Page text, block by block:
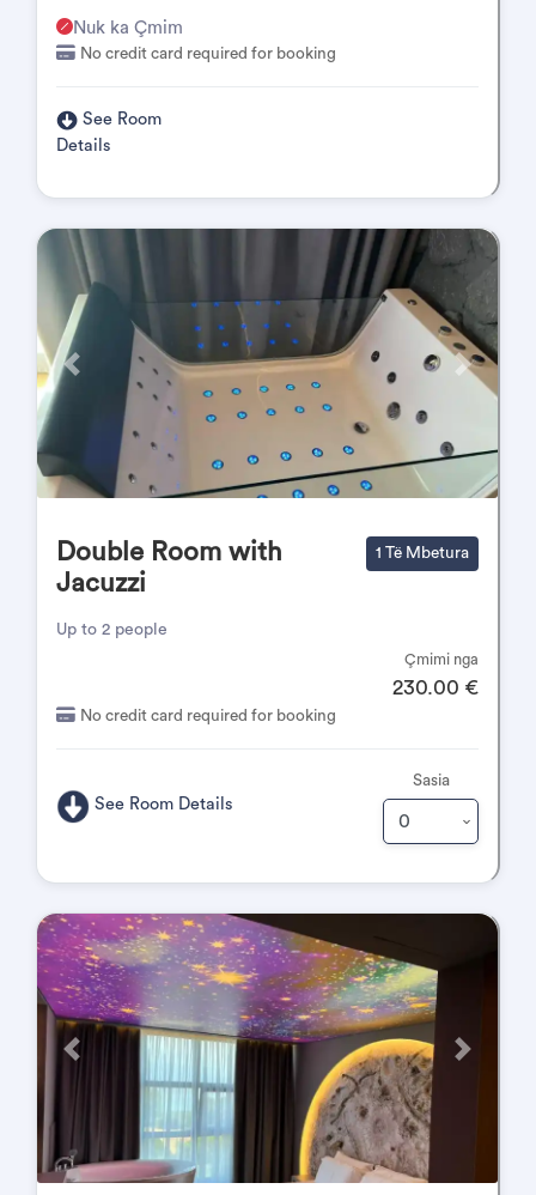
Nuk ka Çmim
No credit card required for booking
See Room
Details
Përpara Pas
Double Room with
Jacuzzi
1 Të Mbetura
Up to 2 people
Çmimi nga
230.00 €
No credit card required for booking
See Room Details
Sasia
Përpara Pas